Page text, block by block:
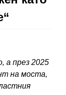
а през 2025
на моста,